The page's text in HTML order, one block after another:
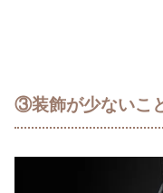
③装飾が少ないこ